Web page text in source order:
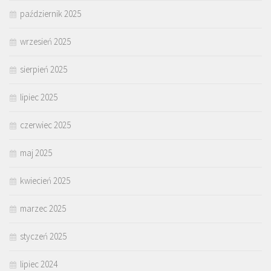
październik 2025
wrzesień 2025
sierpień 2025
lipiec 2025
czerwiec 2025
maj 2025
kwiecień 2025
marzec 2025
styczeń 2025
lipiec 2024